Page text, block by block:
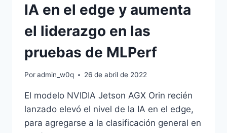
IA en el edge y aumenta
el liderazgo en las
pruebas de MLPerf
Poradmin_w0q 26 de abril de 2022
El modelo NVIDIA Jetson AGX Orin recién
lanzado elevó el nivel de la IA en el edge,
para agregarse a la clasificación general en